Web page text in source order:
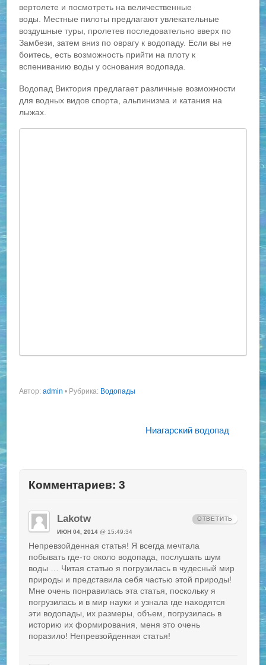
вертолете и посмотреть на величественные
воды. Местные пилоты предлагают увлекательные
воздушные туры, пролетев последовательно вверх по
Замбези, затем вниз по оврагу к водопаду. Если вы не
боитесь, есть возможность прийти на плоту к
вспениванию воды у основания водопада.
Водопад Виктория предлагает различные возможности
для водных видов спорта, альпинизма и катания на
лыжах.
Автор:admin • Рубрика: Водопады
Ниагарский водопад
Комментариев: 3
Lakotw
ИЮН 04, 2014@ 15:49:34
Непревзойденная статья! Я всегда мечтала
побывать где-то около водопада, послушать шум
воды … Читая статью я погрузилась в чудесный мир
природы и представила себя частью этой природы!
Мне очень понравилась эта статья, поскольку я
погрузилась и в мир науки и узнала где находятся
эти водопады, их размеры, объем, погрузилась в
историю их формирования, меня это очень
поразило! Непревзойденная статья!
ОТВЕТИТЬ